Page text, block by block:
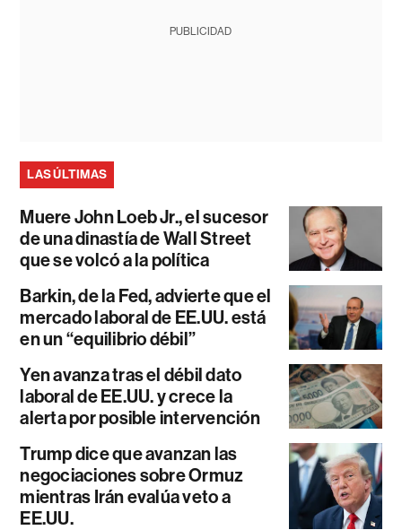
PUBLICIDAD
LAS ÚLTIMAS
Muere John Loeb Jr., el sucesor
de una dinastía de Wall Street
que se volcó a la política
Barkin, de la Fed, advierte que el
mercado laboral de EE.UU. está
en un “equilibrio débil”
Yen avanza tras el débil dato
laboral de EE.UU. y crece la
alerta por posible intervención
Trump dice que avanzan las
negociaciones sobre Ormuz
mientras Irán evalúa veto a
EE.UU.